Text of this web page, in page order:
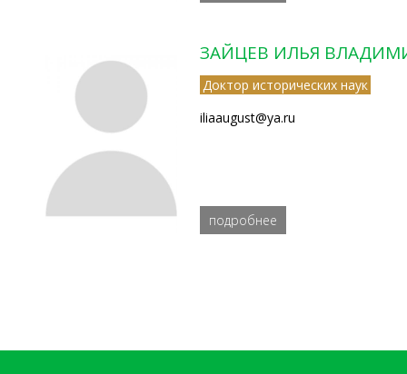
ЗАЙЦЕВ ИЛЬЯ
Доктор исторических наук
iliaaugust@ya.ru
подробнее